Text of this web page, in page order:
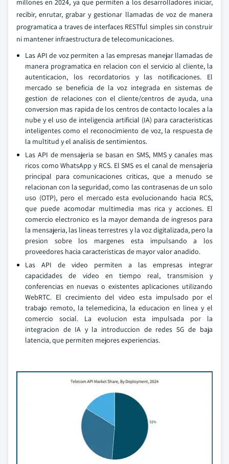
millones en 2024, ya que permiten a los desarrolladores iniciar,
recibir, enrutar, grabar y gestionar llamadas de voz de manera
programatica a traves de interfaces RESTful simples sin construir
ni mantener infraestructura de telecomunicaciones.
Las API de voz permiten a las empresas manejar llamadas de
manera programatica en relacion con el servicio al cliente, la
autenticacion, los recordatorios y las notificaciones. El
mercado se beneficia de la voz integrada en sistemas de
gestion de relaciones con el cliente/centros de ayuda, una
conversion mas rapida de los centros de contacto locales a la
nube y el uso de inteligencia artificial (IA) para caracteristicas
inteligentes como el reconocimiento de voz, la respuesta de
la multitud y el analisis de sentimientos.
Las API de mensajeria se basan en SMS, MMS y canales mas
ricos como WhatsApp y RCS. El SMS es el canal de mensajeria
principal para comunicaciones criticas, que a menudo se
relacionan con la seguridad, como las contrasenas de un solo
uso (OTP), pero el mercado esta evolucionando hacia RCS,
que puede acomodar multimedia mas rica y acciones. El
comercio electronico es la mayor demanda de ingresos para
la mensajeria, las lineas terrestres y la voz digitalizada, pero la
presion sobre los margenes esta impulsando a los
proveedores hacia caracteristicas de mayor valor anadido.
Las API de video permiten a las empresas integrar
capacidades de video en tiempo real, transmision y
conferencias en nuevas o existentes aplicaciones utilizando
WebRTC. El crecimiento del video esta impulsado por el
trabajo remoto, la telemedicina, la educacion en linea y el
comercio social. La evolucion esta impulsada por la
integracion de IA y la introduccion de redes 5G de baja
latencia, que permiten mejores experiencias.